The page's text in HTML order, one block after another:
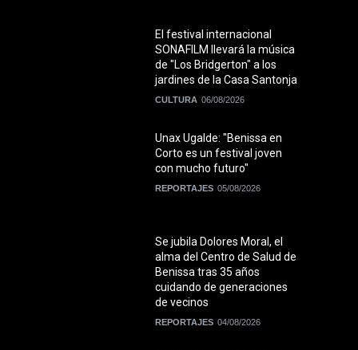
El festival internacional
SONAFILM llevará la música
de "Los Bridgerton" a los
jardines de la Casa Santonja
CULTURA 06/08/2026
Unax Ugalde: "Benissa en
Corto es un festival joven
con mucho futuro"
REPORTAJES 05/08/2026
Se jubila Dolores Moral, el
alma del Centro de Salud de
Benissa tras 35 años
cuidando de generaciones
de vecinos
REPORTAJES 04/08/2026